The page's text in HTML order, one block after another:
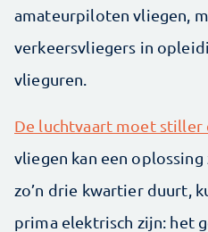
amateurpiloten vliegen,
verkeersvliegers in
vlieguren.
De luchtvaart moet stiller
vliegen kan een
zo’n drie kwartier duurt,
prima elektrisch zijn: het